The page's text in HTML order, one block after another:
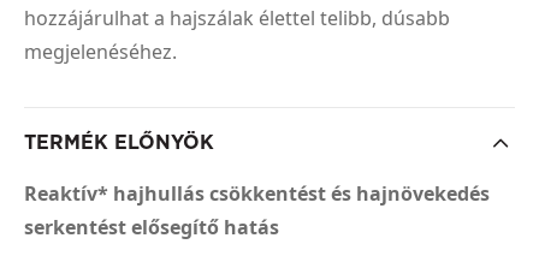
hozzájárulhat a hajszálak élettel telibb, dúsabb
megjelenéséhez.
TERMÉK ELŐNYÖK
Reaktív* hajhullás csökkentést és hajnövekedés
serkentést elősegítő hatás